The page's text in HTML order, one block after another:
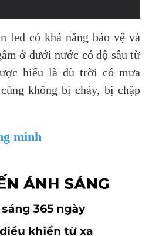
led có khả năng bảo vệ và
ở dưới nước có độ sâu từ
hiểu là dù trời có mưa
không bị cháy, bị chập
minh